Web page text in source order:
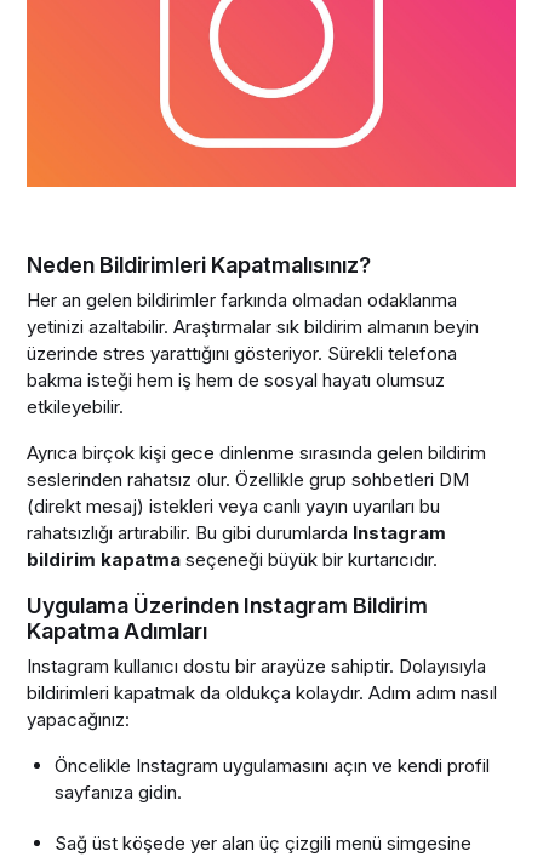
Neden Bildirimleri Kapatmalısınız?
Her an gelen bildirimler farkında olmadan odaklanma
yetinizi azaltabilir. Araştırmalar sık bildirim almanın beyin
üzerinde stres yarattığını gösteriyor. Sürekli telefona
bakma isteği hem iş hem de sosyal hayatı olumsuz
etkileyebilir.
Ayrıca birçok kişi gece dinlenme sırasında gelen bildirim
seslerinden rahatsız olur. Özellikle grup sohbetleri DM
(direkt mesaj) istekleri veya canlı yayın uyarıları bu
rahatsızlığı artırabilir. Bu gibi durumlarda Instagram
bildirim kapatma seçeneği büyük bir kurtarıcıdır.
Uygulama Üzerinden Instagram Bildirim
Kapatma Adımları
Instagram kullanıcı dostu bir arayüze sahiptir. Dolayısıyla
bildirimleri kapatmak da oldukça kolaydır. Adım adım nasıl
yapacağınız:
Öncelikle Instagram uygulamasını açın ve kendi profil
sayfanıza gidin.
Sağ üst köşede yer alan üç çizgili menü simgesine